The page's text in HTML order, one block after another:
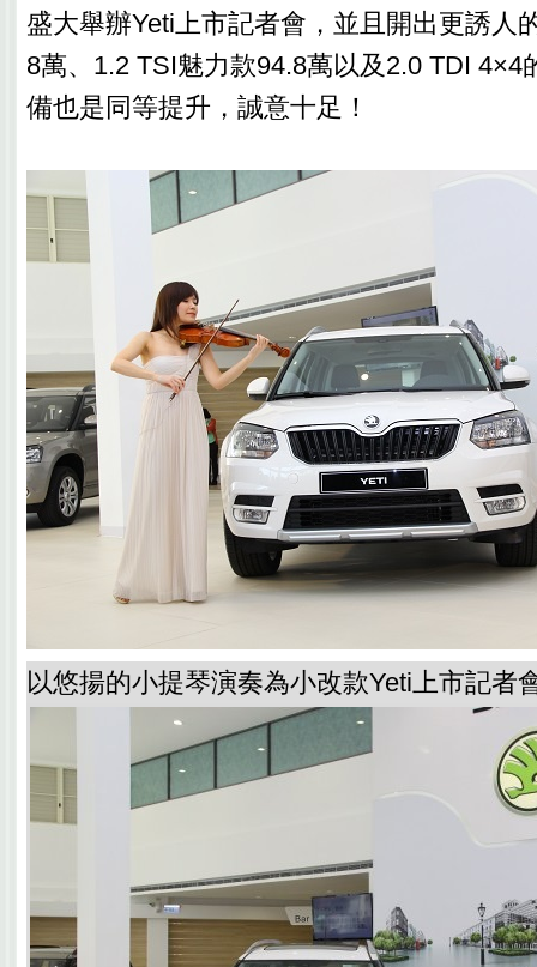
盛大舉辦Yeti上市記者會，並且開出更誘人
8萬、1.2 TSI魅力款94.8萬以及2.0 TDI 4×4
備也是同等提升，誠意十足！
以悠揚的小提琴演奏為小改款Yeti上市記者